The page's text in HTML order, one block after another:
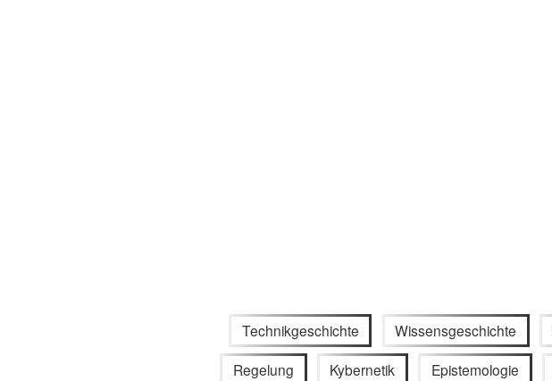
Technikgeschichte Wissensgeschichte
Regelung Kybernetik Epistemologie